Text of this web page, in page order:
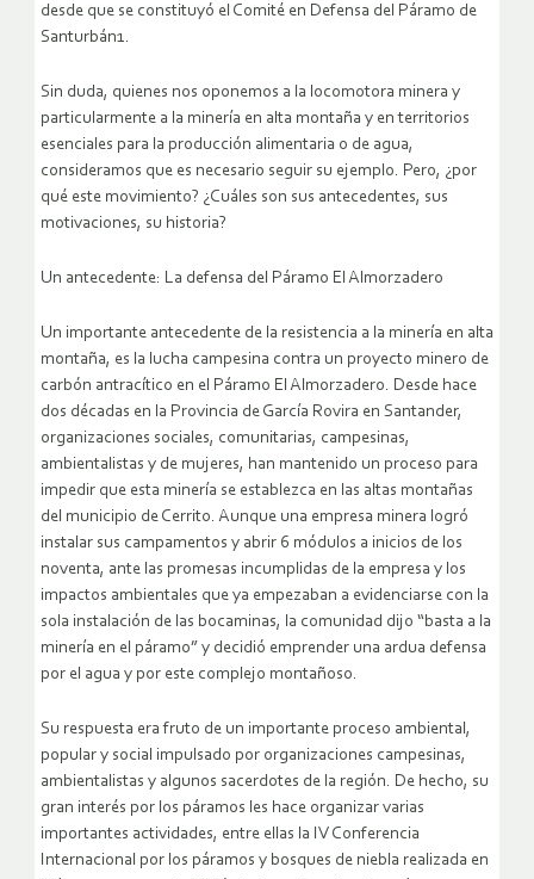
desde que se constituyó el Comité en Defensa del Páramo de
Santurbán1.
Sin duda, quienes nos oponemos a la locomotora minera y
particularmente a la minería en alta montaña y en territorios
esenciales para la producción alimentaria o de agua,
consideramos que es necesario seguir su ejemplo. Pero, ¿por
qué este movimiento? ¿Cuáles son sus antecedentes, sus
motivaciones, su historia?
Un antecedente: La defensa del Páramo El Almorzadero
Un importante antecedente de la resistencia a la minería en alta
montaña, es la lucha campesina contra un proyecto minero de
carbón antracítico en el Páramo El Almorzadero. Desde hace
dos décadas en la Provincia de García Rovira en Santander,
organizaciones sociales, comunitarias, campesinas,
ambientalistas y de mujeres, han mantenido un proceso para
impedir que esta minería se establezca en las altas montañas
del municipio de Cerrito. Aunque una empresa minera logró
instalar sus campamentos y abrir 6 módulos a inicios de los
noventa, ante las promesas incumplidas de la empresa y los
impactos ambientales que ya empezaban a evidenciarse con la
sola instalación de las bocaminas, la comunidad dijo “basta a la
minería en el páramo” y decidió emprender una ardua defensa
por el agua y por este complejo montañoso.
Su respuesta era fruto de un importante proceso ambiental,
popular y social impulsado por organizaciones campesinas,
ambientalistas y algunos sacerdotes de la región. De hecho, su
gran interés por los páramos les hace organizar varias
importantes actividades, entre ellas la IV Conferencia
Internacional por los páramos y bosques de niebla realizada en